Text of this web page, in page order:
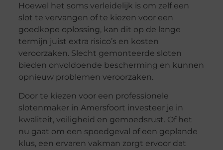
Hoewel het soms verleidelijk is om zelf een
slot te vervangen of te kiezen voor een
goedkope oplossing, kan dit op de lange
termijn juist extra risico’s en kosten
veroorzaken. Slecht gemonteerde sloten
bieden onvoldoende bescherming en kunnen
opnieuw problemen veroorzaken.
Door te kiezen voor een professionele
slotenmaker in Amersfoort investeer je in
kwaliteit, veiligheid en gemoedsrust. Of het
nu gaat om een spoedgeval of een geplande
klus, een ervaren vakman zorgt ervoor dat